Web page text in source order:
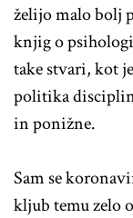
želijo malo bolj
knjig o
take stvari, kot
politika
in ponižne.
Sam se
kljub temu zelo